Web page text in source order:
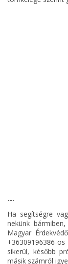
---
Ha segítségre
nekünk
Magyar
+36309196386-
sikerül, később
másik számról